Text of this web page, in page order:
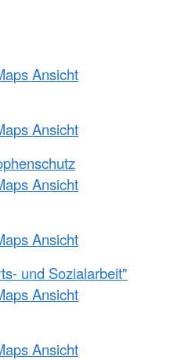
Ansicht
Ansicht
Ansicht
Ansicht
und Sozialarbeit"
Ansicht
Ansicht